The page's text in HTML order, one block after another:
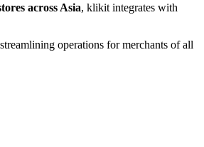
across Asia, klikit integrates with
operations for merchants of all